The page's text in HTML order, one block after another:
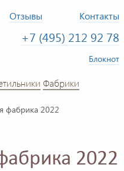
Отзывы Контакты
+7 (495) 212 92 78
Блокнот
Фабрики
фабрика 2022
2022